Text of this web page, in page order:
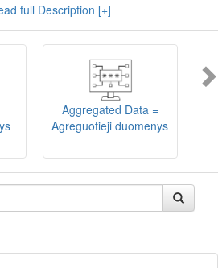
different types of resources and they
according to the type:Survey Data,
Data
(including Historical Statistics),
Data
(including News Media Studies).
of data produced in large national
) as well as social sciences and
by Lithuanian science and higher
governmental institutions
of their data into the LiDA
socialinių mokslų duomenų
full Description [+]
Aggregated Data =
Agreguotieji duomenys